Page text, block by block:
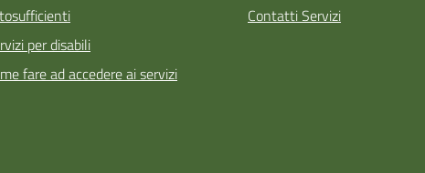
per disabili
fare ad accedere ai servizi
Contatti Servizi